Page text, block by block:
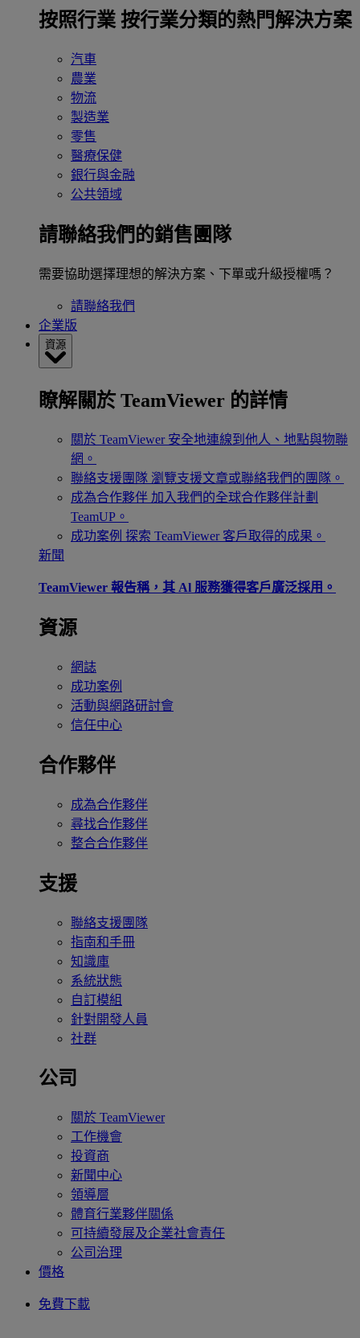
按照行業 按行業分類的熱門解決方案
汽車
農業
物流
製造業
零售
醫療保健
銀行與金融
公共領域
請聯絡我們的銷售團隊
需要協助選擇理想的解決方案、下單或升級授權嗎？
請聯絡我們
企業版
資源
瞭解關於 TeamViewer 的詳情
關於 TeamViewer 安全地連線到他人、地點與物聯
網。
聯絡支援團隊 瀏覽支援文章或聯絡我們的團隊。
成為合作夥伴 加入我們的全球合作夥伴計劃
TeamUP。
成功案例 探索 TeamViewer 客戶取得的成果。
新聞
TeamViewer 報告稱，其 Al 服務獲得客戶廣泛採用。
資源
網誌
成功案例
活動與網路研討會
信任中心
合作夥伴
成為合作夥伴
尋找合作夥伴
整合合作夥伴
支援
聯絡支援團隊
指南和手冊
知識庫
系統狀態
自訂模組
針對開發人員
社群
公司
關於 TeamViewer
工作機會
投資商
新聞中心
領導層
體育行業夥伴關係
可持續發展及企業社會責任
公司治理
價格
免費下載